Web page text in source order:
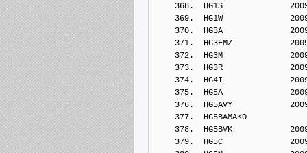
368.  HG1S
369.  HG1W
370.  HG3A
371.  HG3FMZ
372.  HG3M
373.  HG3R
374.  HG4I
375.  HG5A
376.  HG5AVY
377.  HG5BAMAKO
378.  HG5BVK
379.  HG5C